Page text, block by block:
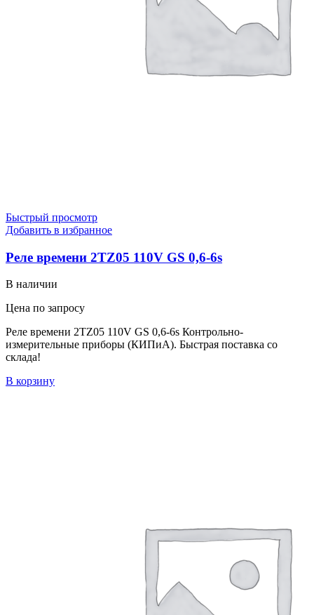
Быстрый просмотр
Добавить в избранное
Реле времени 2TZ05 110V GS 0,6-6s
В наличии
Цена по запросу
Реле времени 2TZ05 110V GS 0,6-6s Контрольно-
измерительные приборы (КИПиА). Быстрая поставка со
склада!
В корзину